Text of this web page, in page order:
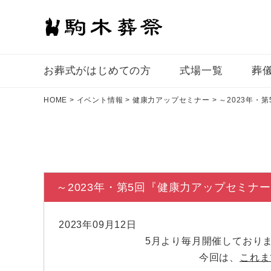
お葬式がはじめての⽅ 式場一覧 葬
HOME > イベント情報 > 健康力アップセミナー > ～2023年・第
～2023年・第5回『健康力アップセミナ
2023年09月12日
5月より毎月開催しており
今回は、
これ